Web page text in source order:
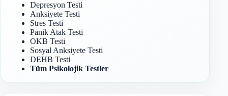
Depresyon Testi
Anksiyete Testi
Stres Testi
Panik Atak Testi
OKB Testi
Sosyal Anksiyete Testi
DEHB Testi
Tüm Psikolojik Testler